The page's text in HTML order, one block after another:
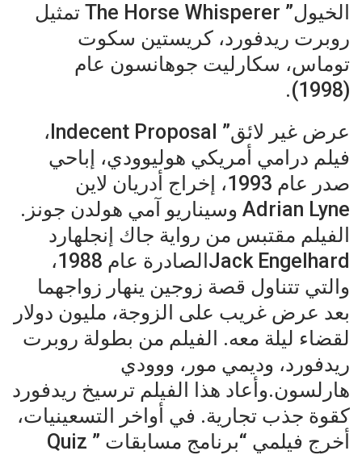
الخيول” The Horse Whisperer تمثيل
روبرت ريدفورد، كريستين سكوت
توماس، سكارليت جوهانسون عام
(1998).
عرض غير لائق” Indecent Proposal،
فيلم درامي أمريكي هوليوودي، إباحي
صدر عام 1993، إخراج أدريان لاين
Adrian Lyne وسيناريو آمي هولدن جونز.
الفيلم مقتبس من رواية جاك إنجلهارد
Jack Engelhardالصادرة عام 1988،
والتي تتناول قصة زوجين ينهار زواجهما
بعد عرض غريب على الزوجة، مليون دولار
لقضاء ليلة معه. الفيلم من بطولة روبرت
ريدفورد، وديمي مور، ووودي
هارلسون.وأعاد هذا الفيلم ترسيخ ريدفورد
كقوة جذب تجارية. في أواخر التسعينيات،
أخرج فيلمي “برنامج مسابقات ” Quiz